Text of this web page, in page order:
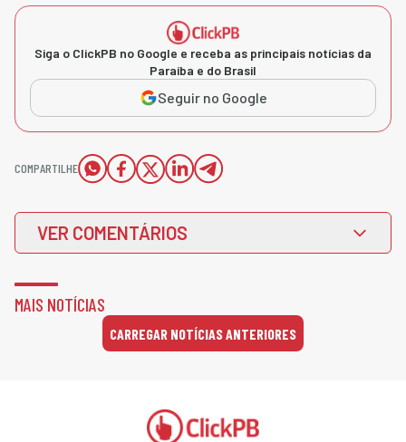
Siga o ClickPB no Google e receba as principais notícias da
Paraíba e do Brasil
Seguir no Google
COMPARTILHE
VER COMENTÁRIOS
MAIS NOTÍCIAS
CARREGAR NOTÍCIAS ANTERIORES